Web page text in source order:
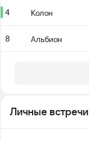
4 Колон
8 Альбион
Личные встречи